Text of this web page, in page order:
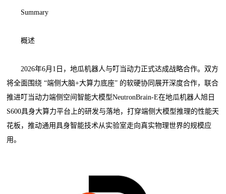
Summary
概述
2026年6月1日，地瓜机器人与叮当动力正式达成战略合作。双方
将全面围绕 “端侧大脑+大算力底座” 的软硬协同展开深度合作，联合
推进叮当动力端侧空间智能大模型NeutronBrain-E在地瓜机器人旭日
S600具身大算力平台上的研发与落地，打穿端侧大模型推理的性能天
花板，推动通用具身智能技术从实验室走向真实物理世界的规模应
用。